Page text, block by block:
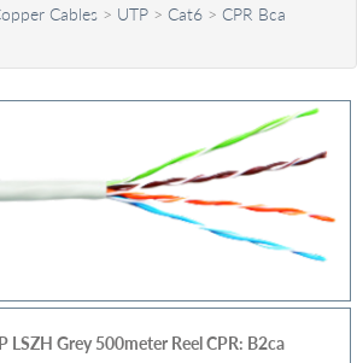
Cables > UTP > Cat6 > CPR Bca
Grey 500meter Reel CPR: B2ca